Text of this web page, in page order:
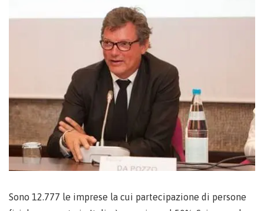
Sono 12.777 le imprese la cui partecipazione di persone